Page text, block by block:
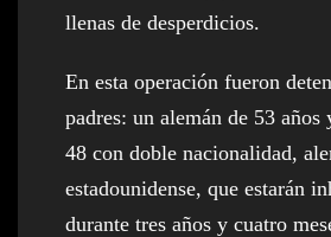
llenas de desperdicios.
En esta operación fueron
padres: un alemán de 53 años
48 con doble nacionalidad,
estadounidense, que estarán
durante tres años y cuatro